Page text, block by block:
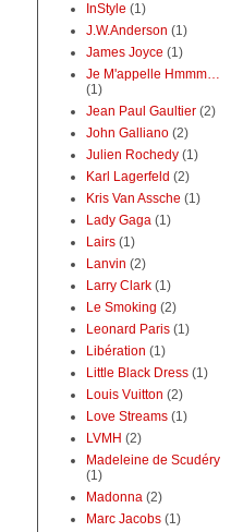
InStyle (1)
J.W.Anderson (1)
James Joyce (1)
Je M'appelle Hmmm…
(1)
Jean Paul Gaultier (2)
John Galliano (2)
Julien Rochedy (1)
Karl Lagerfeld (2)
Kris Van Assche (1)
Lady Gaga (1)
Lairs (1)
Lanvin (2)
Larry Clark (1)
Le Smoking (2)
Leonard Paris (1)
Libération (1)
Little Black Dress (1)
Louis Vuitton (2)
Love Streams (1)
LVMH (2)
Madeleine de Scudéry
(1)
Madonna (2)
Marc Jacobs (1)